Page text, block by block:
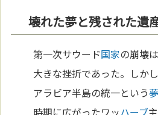
壊れた夢と残された遺
第一次サウード国家の崩壊
大きな挫折であった。しかし
アラビア半島の統一という夢
時期に広がったワッハーブ